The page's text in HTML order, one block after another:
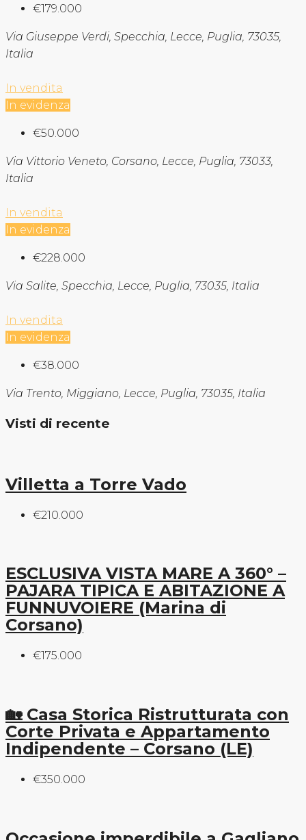
€179.000
Via Giuseppe Verdi, Specchia, Lecce, Puglia, 73035,
Italia
In vendita
In evidenza
€50.000
Via Vittorio Veneto, Corsano, Lecce, Puglia, 73033,
Italia
In vendita
In evidenza
€228.000
Via Salite, Specchia, Lecce, Puglia, 73035, Italia
In vendita
In evidenza
€38.000
Via Trento, Miggiano, Lecce, Puglia, 73035, Italia
Visti di recente
Villetta a Torre Vado
€210.000
ESCLUSIVA VISTA MARE A 360° –
PAJARA TIPICA E ABITAZIONE A
FUNNUVOIERE (Marina di
Corsano)
€175.000
🏡 Casa Storica Ristrutturata con
Corte Privata e Appartamento
Indipendente – Corsano (LE)
€350.000